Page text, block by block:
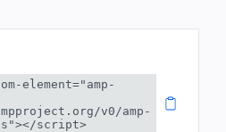
element="amp-
v0/amp-
script>